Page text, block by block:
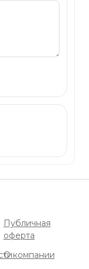
Публичная
оферта
О компании